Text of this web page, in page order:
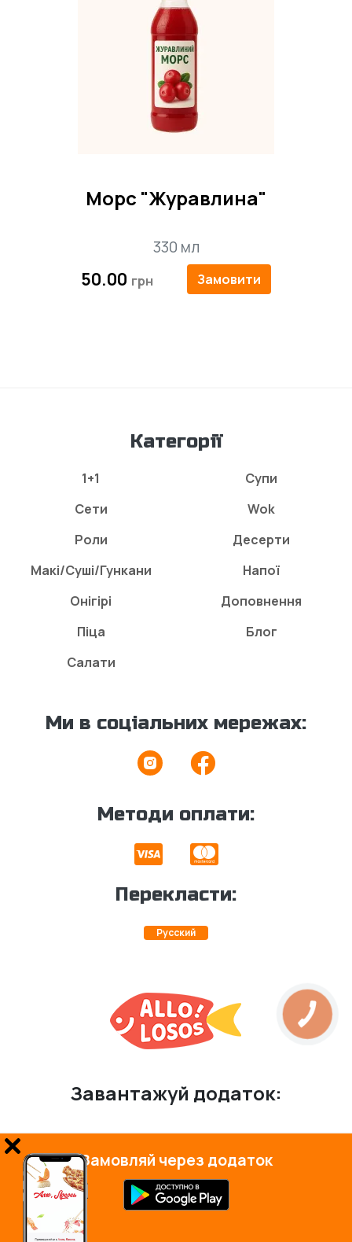
Морс "Журавлина"
330 мл
50.00 Замовити
Категорії
1+1
Сети
Роли
Макі/Суші/Гункани
Онігірі
Піца
Салати
Супи
Wok
Десерти
Напої
Доповнення
Блог
Ми в соціальних мережах:
Методи оплати:
Перекласти:
Русский
Завантажуй додаток:
Замовляй через додаток
КНОПКА
ЗВ'ЯЗКУ